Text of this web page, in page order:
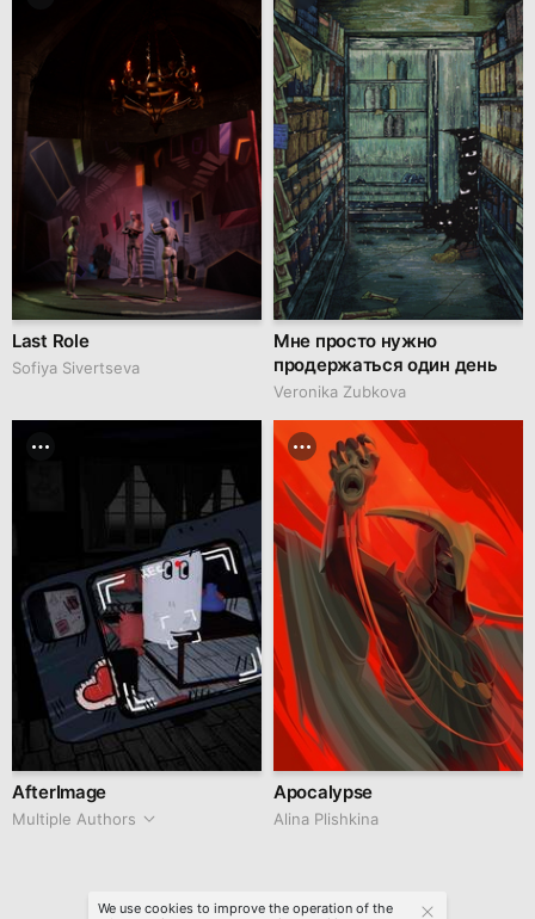
Last Role
Sofiya Sivertseva
Мне просто нужно
продержаться один день
Veronika Zubkova
AfterImage
Multiple Authors
Apocalypse
Alina Plishkina
We use cookies to improve the operation of the